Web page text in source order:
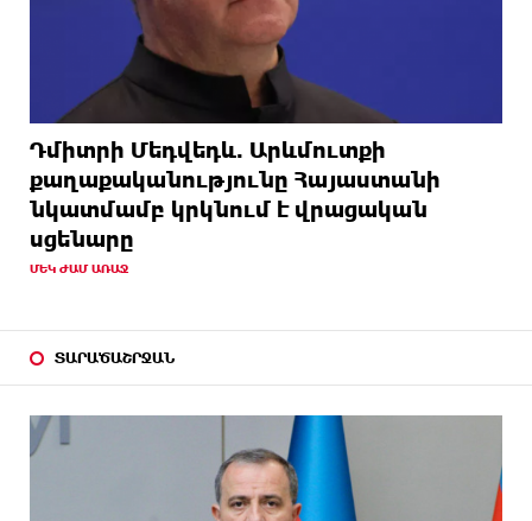
Դմիտրի Մեդվեդև. Արևմուտքի
քաղաքականությունը Հայաստանի
նկատմամբ կրկնում է վրացական
սցենարը
ՄԵԿ ԺԱՄ ԱՌԱՋ
ՏԱՐԱԾԱՇՐՋԱՆ